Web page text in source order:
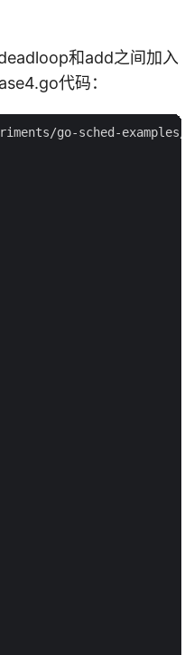
和add之间加入
代码：
go-sched-examples/